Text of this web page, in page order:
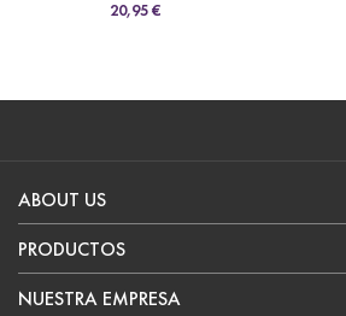
20,95 €
ABOUT US
PRODUCTOS
NUESTRA EMPRESA